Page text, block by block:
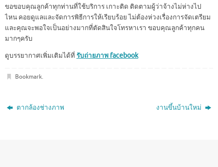
ขอขอบคุณลูกค้าทุกท่านที่ใช้บริการ เกาะติด ติดตามผู้ว่าจ้างไม่ห่างไป
ไหน คอยดูแลและจัดการพิธีการให้เรียบร้อย ไม่ต้องห่วงเรื่องการจัดเตรียม
และคุณจะพอใจเป็นอย่างมากที่ตัดสินใจโทรหาเรา ขอบคุณลูกค้าทุกคน
มากๆครับ
ดูบรรยากาศเพิ่มเติมได้ที่ รับถ่ายภาพ facebook
Bookmark.
ตากล้องช่างภาพ งานขึ้นบ้านใหม่